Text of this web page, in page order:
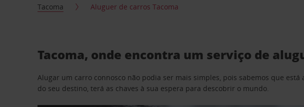
Tacoma
Aluguer de carros Tacoma
Tacoma, onde encontra um serviço de
Alugar um carro connosco não podia ser mais simples, pois sabemos que
do seu destino, terá as chaves à sua espera para descobrir o mundo.